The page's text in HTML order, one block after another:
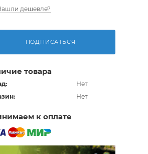
дешевле?
ПОДПИСАТЬСЯ
товара
Нет
Нет
к оплате